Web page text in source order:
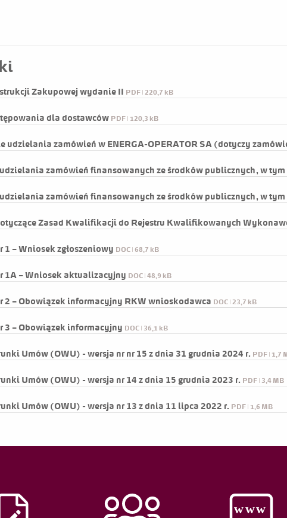
Jarosław Kizło
Jarosław Kizło
Jarosław Kizło
Jarosław Kizło
Jarosław Kizło
Jarosław Kizło
Paweł Janiak
Paweł Janiak
Wczytaj więcej
Zakupowej wydanie II PDF | 220,7 kB
dla dostawców PDF | 120,3 kB
udzielania zamówień w ENERGA-OPERATOR SA (dotyczy
zamówień finansowanych ze środków publicznych, w tym
zamówień finansowanych ze środków publicznych, w tym
Zasad Kwalifikacji do Rejestru Kwalifikowanych
1 – Wniosek zgłoszeniowy DOC | 68,7 kB
1A – Wniosek aktualizacyjny DOC | 48,9 kB
2 – Obowiązek informacyjny RKW wnioskodawca DOC | 23,7 kB
3 – Obowiązek informacyjny DOC | 36,1 kB
Umów (OWU) - wersja nr nr 15 z dnia 31 grudnia 2024 r. PDF | 1,7
Umów (OWU) - wersja nr 14 z dnia 15 grudnia 2023 r. PDF | 3,4 MB
Umów (OWU) - wersja nr 13 z dnia 11 lipca 2022 r. PDF | 1,6 MB